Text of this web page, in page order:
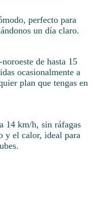
perfecto para
un día claro.
de hasta 15
ocasionalmente a
plan que tengas en
14 km/h, sin ráfagas
y el calor, ideal para